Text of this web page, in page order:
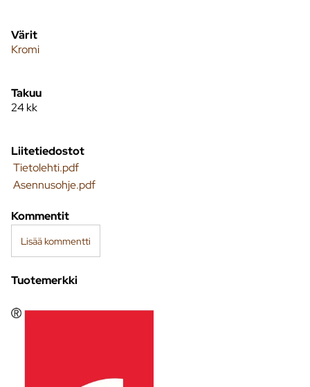
Värit
Kromi
Takuu
24 kk
Liitetiedostot
Tietolehti.pdf
Asennusohje.pdf
Kommentit
Lisää kommentti
Tuotemerkki